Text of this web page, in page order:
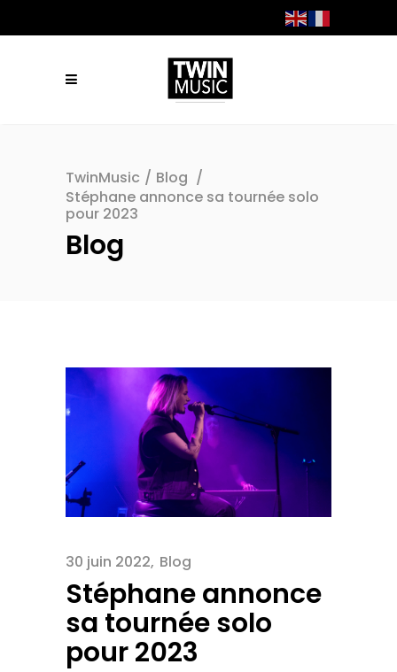
TwinMusic / Blog /
Stéphane annonce sa tournée solo
pour 2023
Blog
30 juin 2022 Blog
Stéphane annonce
sa tournée solo
pour 2023